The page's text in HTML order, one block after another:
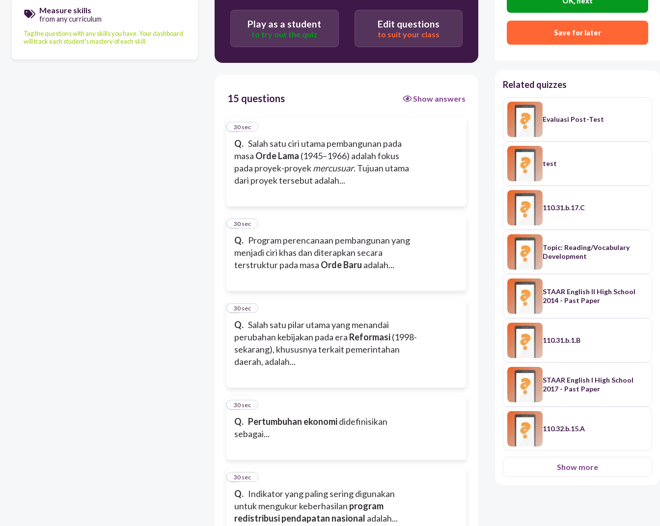
Measure skills
from any curriculum
Tag the questions with any skills you have. Your dashboard
will track each student's mastery of each skill.
kejayaan bangsa di mata internasional.
seluruh wilayah.
Mencapai swasembada pangan melalui program
Program Nawacita
Play as a student
to try out the quiz
Edit questions
to suit your class
15 questions Show answers
Q. Salah satu ciri utama pembangunan pada
masa Orde Lama (1945–1966) adalah fokus
pada proyek-proyekmercusuar. Tujuan utama
dari proyek tersebut adalah...
1
30 sec
Q. Program perencanaan pembangunan yang
menjadi ciri khas dan diterapkan secara
terstruktur pada masa Orde Baru adalah...
2
30 sec
Q. Salah satu pilar utama yang menandai
perubahan kebijakan pada era Reformasi(1998-
sekarang), khususnya terkait pemerintahan
daerah, adalah...
3
30 sec
Q. Pertumbuhan ekonomididefinisikan
sebagai...
4
30 sec
Q. Indikator yang paling sering digunakan
untuk mengukur keberhasilan program
redistribusi pendapatan nasional adalah...
5
30 sec
Save for later
Related quizzes
Evaluasi Post-Test
test
110.31.b.17.C
Topic: Reading/Vocabulary
Development
STAAR English II High School
2014 - Past Paper
110.31.b.1.B
STAAR English I High School
2017 - Past Paper
110.32.b.15.A
Show more